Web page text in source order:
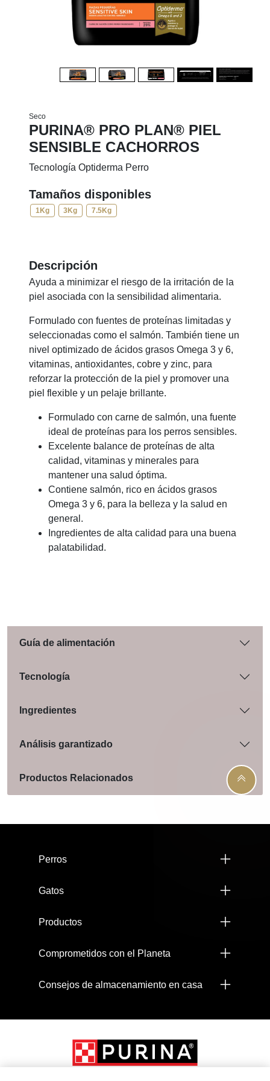
Seco
PURINA® PRO PLAN® PIEL
SENSIBLE CACHORROS
Tecnología Optiderma Perro
Tamaños disponibles
1Kg 3Kg 7.5Kg
Descripción
Ayuda a minimizar el riesgo de la irritación de la
piel asociada con la sensibilidad alimentaria.
Formulado con fuentes de proteínas limitadas y
seleccionadas como el salmón. También tiene un
nivel optimizado de ácidos grasos Omega 3 y 6,
vitaminas, antioxidantes, cobre y zinc, para
reforzar la protección de la piel y promover una
piel flexible y un pelaje brillante.
Formulado con carne de salmón, una fuente
ideal de proteínas para los perros sensibles.
Excelente balance de proteínas de alta
calidad, vitaminas y minerales para
mantener una salud óptima.
Contiene salmón, rico en ácidos grasos
Omega 3 y 6, para la belleza y la salud en
general.
Ingredientes de alta calidad para una buena
palatabilidad.
Guía de alimentación
Tecnología
Ingredientes
Análisis garantizado
Productos Relacionados
Perros
Gatos
Productos
Comprometidos con el Planeta
Consejos de almacenamiento en casa